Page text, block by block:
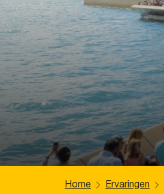
Home Ervaringen